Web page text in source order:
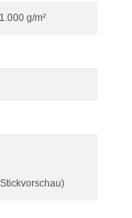
g/m²